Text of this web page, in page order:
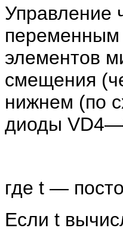
Управление
переменным
элементов
смещения
нижнем (по
диоды
где t —
Если t